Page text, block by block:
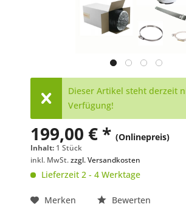
Dieser Artikel steht derzeit
Verfügung!
199,00 € * (Onlinepreis)
Inhalt: 1 Stück
inkl. MwSt.zzgl. Versandkosten
Lieferzeit 2 - 4 Werktage
Merken Bewerten